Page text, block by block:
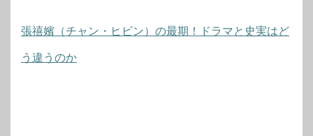
張禧嬪（チャン・ヒビン）の最期！ドラマと史実はど
う違うのか